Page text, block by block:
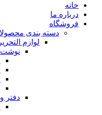
خانه
درباره ما
فروشگاه
دسته بندی
لوازم التحریر
نوشت
دفتر